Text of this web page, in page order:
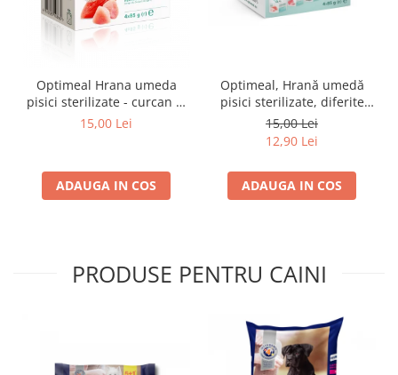
Optimeal Hrana umeda
pisici sterilizate - curcan si
pui in sos, set 3+1,
15,00 Lei
ADAUGA IN COS
Optimeal, Hrană umedă
pisici sterilizate, diferite
arome, (3+1), 0.34kg
15,00 Lei
12,90 Lei
ADAUGA IN COS
PRODUSE PENTRU CAINI